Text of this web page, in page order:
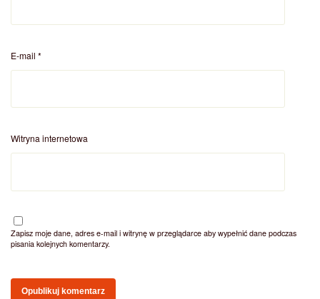
E-mail *
Witryna internetowa
Zapisz moje dane, adres e-mail i witrynę w przeglądarce aby wypełnić dane podczas
pisania kolejnych komentarzy.